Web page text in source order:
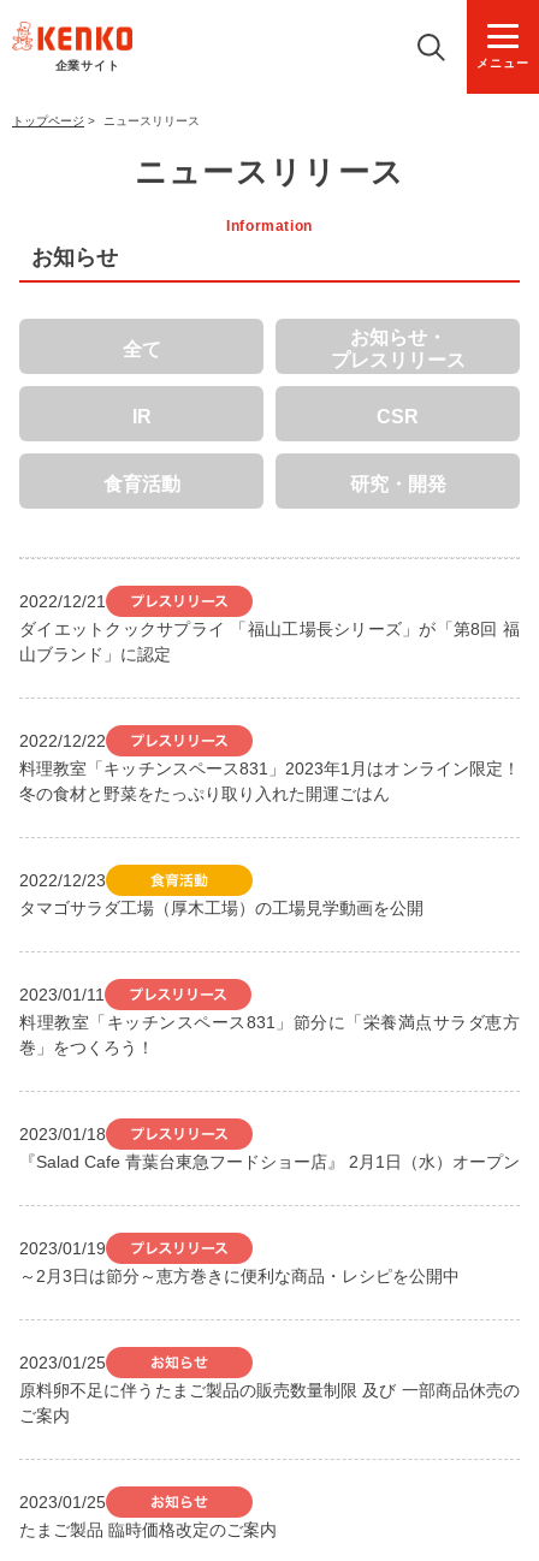
企業サイト メニュー
トップページ > ニュースリリース
ニュースリリース
Information
お知らせ
全て
お知らせ・
プレスリリース
IR CSR
食育活動 研究・開発
2022/12/21
ダイエットクックサプライ 「福山工場長シリーズ」が「第8回 福
山ブランド」に認定
2022/12/22
料理教室「キッチンスペース831」2023年1月はオンライン限定！
冬の食材と野菜をたっぷり取り入れた開運ごはん
2022/12/23
タマゴサラダ工場（厚木工場）の工場見学動画を公開
2023/01/11
料理教室「キッチンスペース831」節分に「栄養満点サラダ恵方
巻」をつくろう！
2023/01/18
『Salad Cafe 青葉台東急フードショー店』 2月1日（水）オープン
2023/01/19
～2月3日は節分～恵方巻きに便利な商品・レシピを公開中
2023/01/25
原料卵不足に伴うたまご製品の販売数量制限 及び 一部商品休売の
ご案内
2023/01/25
たまご製品 臨時価格改定のご案内